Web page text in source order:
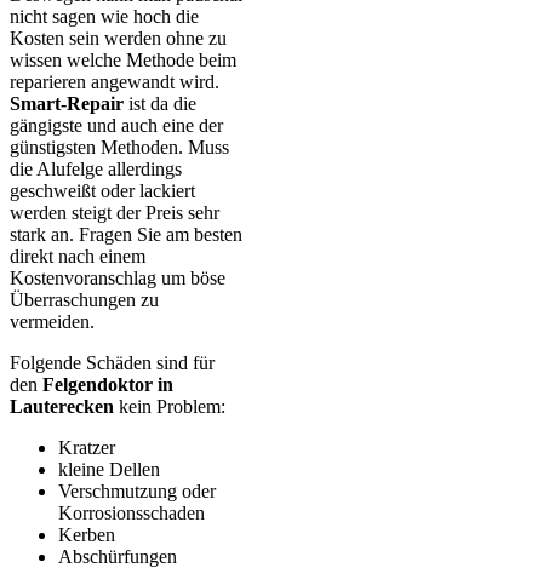
nicht sagen wie hoch die
Kosten sein werden ohne zu
wissen welche Methode beim
reparieren angewandt wird.
Smart-Repair ist da die
gängigste und auch eine der
günstigsten Methoden. Muss
die Alufelge allerdings
geschweißt oder lackiert
werden steigt der Preis sehr
stark an. Fragen Sie am besten
direkt nach einem
Kostenvoranschlag um böse
Überraschungen zu
vermeiden.
Folgende Schäden sind für
den Felgendoktor in
Lauterecken kein Problem:
Kratzer
kleine Dellen
Verschmutzung oder
Korrosionsschaden
Kerben
Abschürfungen